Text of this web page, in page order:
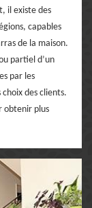
il existe des
capables
de la maison.
partiel d’un
par les
des clients.
obtenir plus